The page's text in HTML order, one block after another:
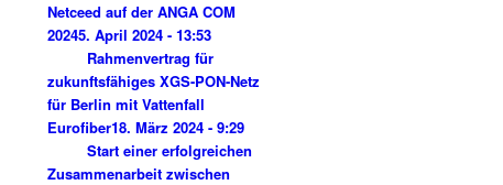
Netceed auf der ANGA COM
20245. April 2024 - 13:53
Rahmenvertrag für
zukunftsfähiges XGS-PON-Netz
für Berlin mit Vattenfall
Eurofiber18. März 2024 - 9:29
Start einer erfolgreichen
Zusammenarbeit zwischen